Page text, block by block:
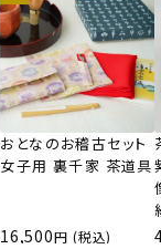
おとなのお稽古セット
女子用 裏千家 茶道具
16,500 (税込)